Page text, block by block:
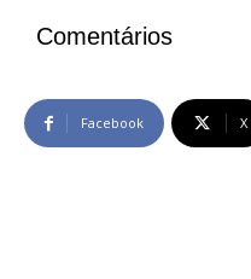
Comentários
Facebook X